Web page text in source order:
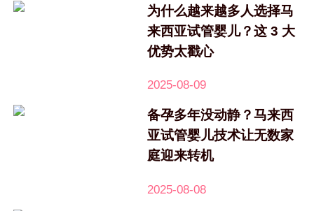
为什么越来越多人选择马
来西亚试管婴儿？这 3 大
优势太戳心
2025-08-09
备孕多年没动静？马来西
亚试管婴儿技术让无数家
庭迎来转机
2025-08-08